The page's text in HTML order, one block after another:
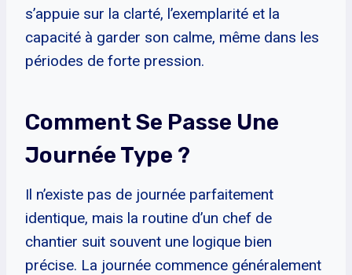
s’appuie sur la clarté, l’exemplarité et la
capacité à garder son calme, même dans les
périodes de forte pression.
Comment Se Passe Une
Journée Type ?
Il n’existe pas de journée parfaitement
identique, mais la routine d’un chef de
chantier suit souvent une logique bien
précise. La journée commence généralement